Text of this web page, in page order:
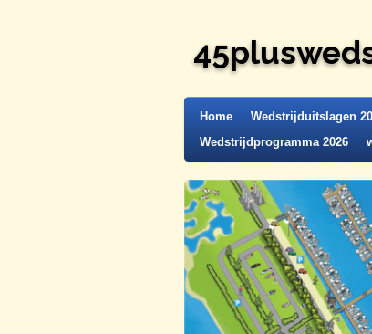
Home Wedstrijduitslagen
Wedstrijdprogramma 2026